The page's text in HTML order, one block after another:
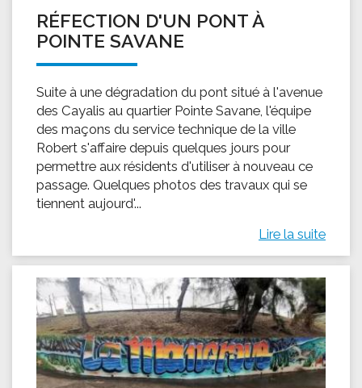
RÉFECTION D'UN PONT À
POINTE SAVANE
Suite à une dégradation du pont situé à l'avenue
des Cayalis au quartier Pointe Savane, l'équipe
des maçons du service technique de la ville
Robert s'affaire depuis quelques jours pour
permettre aux résidents d'utiliser à nouveau ce
passage. Quelques photos des travaux qui se
tiennent aujourd'...
Lire la suite